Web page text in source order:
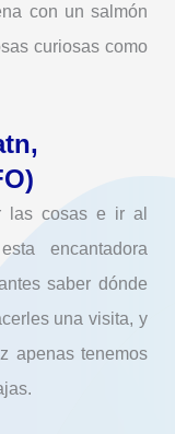
con un salmón
curiosas como
las cosas e ir al
encantadora
saber dónde
una visita, y
apenas tenemos